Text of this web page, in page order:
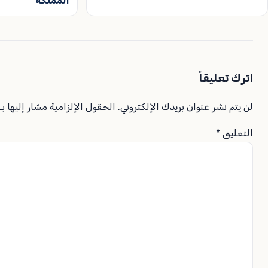
اترك تعليقاً
لن يتم نشر عنوان بريدك الإلكتروني. الحقول الإلزامية مشار إليها
التعليق*